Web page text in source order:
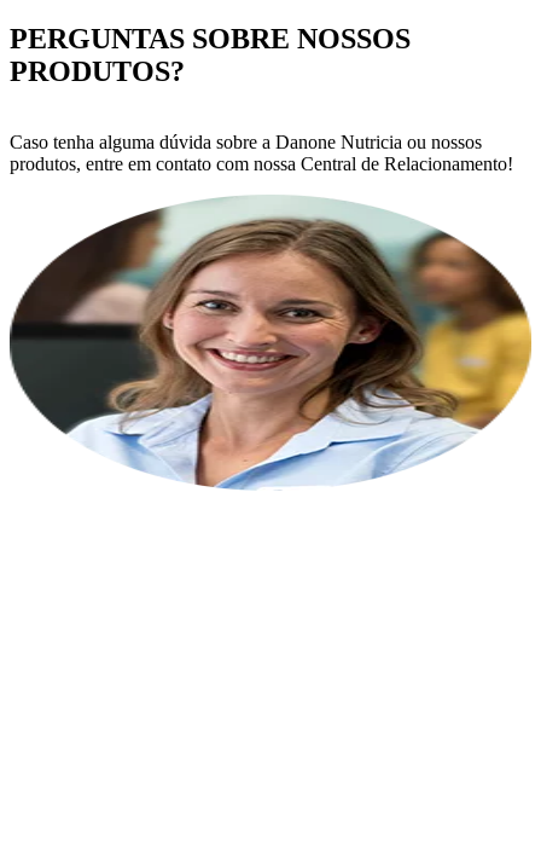
PERGUNTAS SOBRE NOSSOS
PRODUTOS?
Caso tenha alguma dúvida sobre a Danone Nutricia ou nossos
produtos, entre em contato com nossa Central de Relacionamento!